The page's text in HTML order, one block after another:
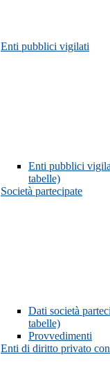
Enti pubblici vigilati
Enti pubblici
tabelle)
Società partecipate
Dati società
tabelle)
Provvedimenti
Enti di diritto privato